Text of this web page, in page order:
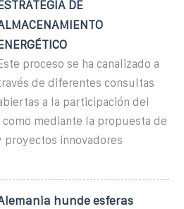
DE
Este proceso se ha canalizado a
de diferentes consultas
a la participación del
mediante la propuesta de
proyectos innovadores
hunde esferas